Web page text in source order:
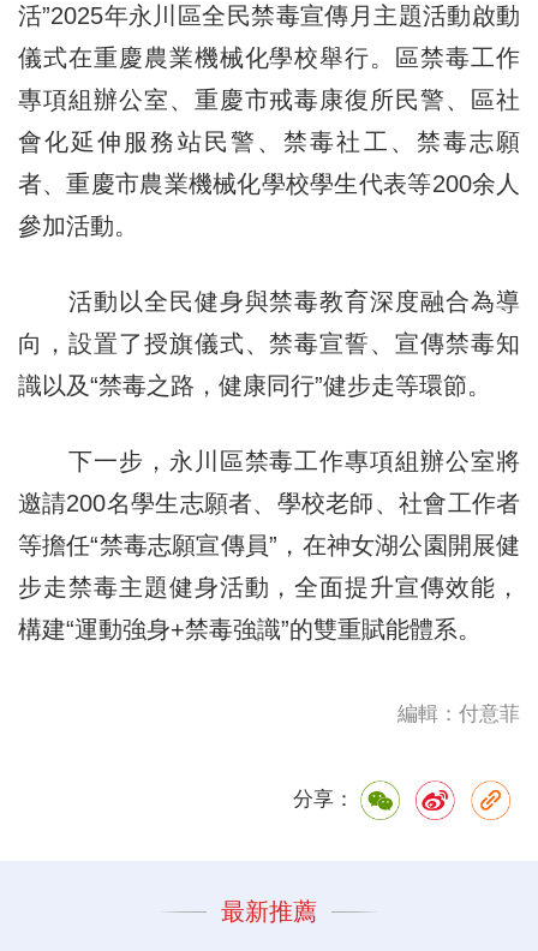
活”2025年永川區全民禁毒宣傳月主題活動啟動
儀式在重慶農業機械化學校舉行。區禁毒工作
專項組辦公室、重慶市戒毒康復所民警、區社
會化延伸服務站民警、禁毒社工、禁毒志願
者、重慶市農業機械化學校學生代表等200余人
參加活動。
活動以全民健身與禁毒教育深度融合為導
向，設置了授旗儀式、禁毒宣誓、宣傳禁毒知
識以及“禁毒之路，健康同行”健步走等環節。
下一步，永川區禁毒工作專項組辦公室將
邀請200名學生志願者、學校老師、社會工作者
等擔任“禁毒志願宣傳員”，在神女湖公園開展健
步走禁毒主題健身活動，全面提升宣傳效能，
構建“運動強身+禁毒強識”的雙重賦能體系。
編輯：付意菲
分享：
最新推薦